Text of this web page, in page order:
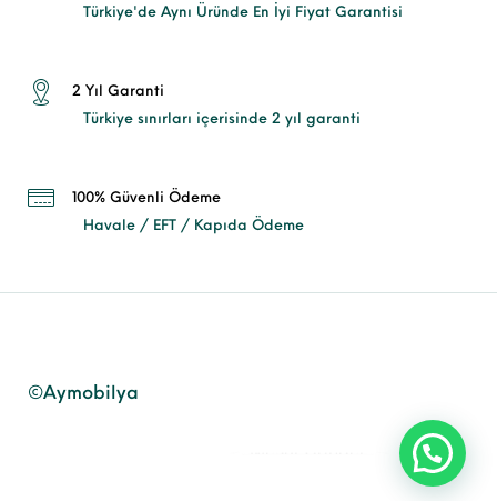
Türkiye'de Aynı Üründe En İyi Fiyat Garantisi
2 Yıl Garanti
Türkiye sınırları içerisinde 2 yıl garanti
100% Güvenli Ödeme
Havale / EFT / Kapıda Ödeme
©Aymobilya